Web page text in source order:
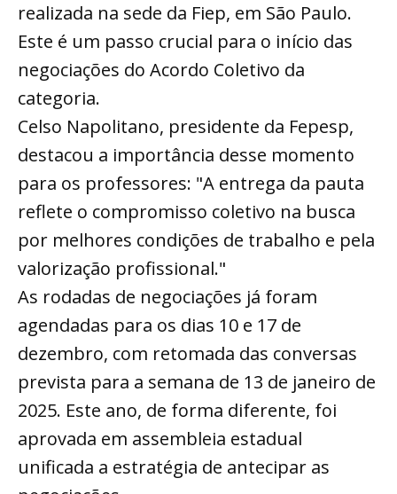
realizada na sede da Fiep, em São Paulo.
Este é um passo crucial para o início das
negociações do Acordo Coletivo da
categoria.
Celso Napolitano, presidente da Fepesp,
destacou a importância desse momento
para os professores: "A entrega da pauta
reflete o compromisso coletivo na busca
por melhores condições de trabalho e pela
valorização profissional."
As rodadas de negociações já foram
agendadas para os dias 10 e 17 de
dezembro, com retomada das conversas
prevista para a semana de 13 de janeiro de
2025. Este ano, de forma diferente, foi
aprovada em assembleia estadual
unificada a estratégia de antecipar as